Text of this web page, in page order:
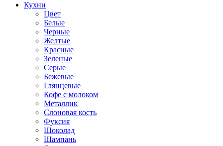
Кухни
Цвет
Белые
Черные
Желтые
Красные
Зеленые
Серые
Бежевые
Глянцевые
Кофе с молоком
Металлик
Слоновая кость
Фуксия
Шоколад
Шампань